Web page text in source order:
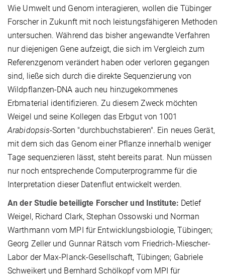
Wie Umwelt und Genom interagieren, wollen die Tübinger
Forscher in Zukunft mit noch leistungsfähigeren Methoden
untersuchen. Während das bisher angewandte Verfahren
nur diejenigen Gene aufzeigt, die sich im Vergleich zum
Referenzgenom verändert haben oder verloren gegangen
sind, ließe sich durch die direkte Sequenzierung von
Wildpflanzen-DNA auch neu hinzugekommenes
Erbmaterial identifizieren. Zu diesem Zweck möchten
Weigel und seine Kollegen das Erbgut von 1001
Arabidopsis-Sorten "durchbuchstabieren". Ein neues Gerät,
mit dem sich das Genom einer Pflanze innerhalb weniger
Tage sequenzieren lässt, steht bereits parat. Nun müssen
nur noch entsprechende Computerprogramme für die
Interpretation dieser Datenflut entwickelt werden.
An der Studie beteiligte Forscher und Institute: Detlef
Weigel, Richard Clark, Stephan Ossowski und Norman
Warthmann vom MPI für Entwicklungsbiologie, Tübingen;
Georg Zeller und Gunnar Rätsch vom Friedrich-Miescher-
Labor der Max-Planck-Gesellschaft, Tübingen; Gabriele
Schweikert und Bernhard Schölkopf vom MPI für